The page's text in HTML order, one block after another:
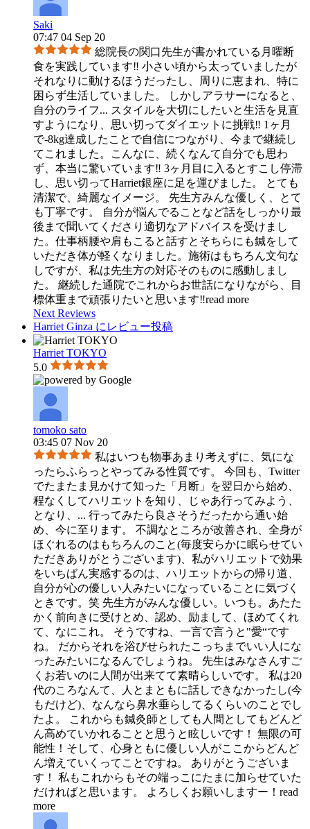
Saki
07:47 04 Sep 20
総院長の関口先生が書かれている月曜断
食を実践しています‼︎ 小さい頃から太っていましたが
それなりに動けるほうだったし、周りに恵まれ、特に
困らず生活していました。 しかしアラサーになると、
自分のライフ... スタイルを大切にしたいと生活を見直
すようになり、思い切ってダイエットに挑戦‼︎ 1ヶ月
で-8kg達成したことで自信につながり、今まで継続し
てこれました。こんなに、続くなんて自分でも思わ
ず、本当に驚いています‼︎ 3ヶ月目に入るとすこし停滞
し、思い切ってHarriet銀座に足を運びました。 とても
清潔で、綺麗なイメージ。 先生方みんな優しく、とて
も丁寧です。 自分が悩んでることなど話をしっかり最
後まで聞いてくださり適切なアドバイスを受けまし
た。仕事柄腰や肩もこると話すとそちらにも鍼をして
いただき体が軽くなりました。施術はもちろん文句な
しですが、私は先生方の対応そのものに感動しまし
た。 継続した通院でこれからお世話になりながら、目
標体重まで頑張りたいと思います‼︎read more
Next Reviews
Harriet Ginza にレビュー投稿
Harriet TOKYO
5.0
tomoko sato
03:45 07 Nov 20
私はいつも物事あまり考えずに、気にな
ったらふらっとやってみる性質です。 今回も、Twitter
でたまたま見かけて知った「月断」を翌日から始め、
程なくしてハリエットを知り、じゃあ行ってみよう、
となり、 ... 行ってみたら良さそうだったから通い始
め、今に至ります。 不調なところが改善され、全身が
ほぐれるのはもちろんのこと(毎度安らかに眠らせてい
ただきありがとうございます)、私がハリエットで効果
をいちばん実感するのは、ハリエットからの帰り道、
自分が心の優しい人みたいになっていることに気づく
ときです。笑 先生方がみんな優しい。いつも。あたた
かく前向きに受けとめ、認め、励まして、ほめてくれ
て、なにこれ。 そうですね、一言で言うと"愛“です
ね。 だからそれを浴びせられたこっちまでいい人にな
ったみたいになるんでしょうね。 先生はみなさんすご
くお若いのに人間が出来てて素晴らしいです。 私は20
代のころなんて、人とまともに話しできなかったし(今
もだけど)、なんなら鼻水垂らしてるくらいのことでし
たよ。 これからも鍼灸師としても人間としてもどんど
ん高めていかれることと思うと眩しいです！ 無限の可
能性！そして、心身ともに優しい人がここからどんど
ん増えていくってことですね。 ありがとうございま
す！ 私もこれからもその端っこにたまに加らせていた
だければと思います。 よろしくお願いしますー！ read
more